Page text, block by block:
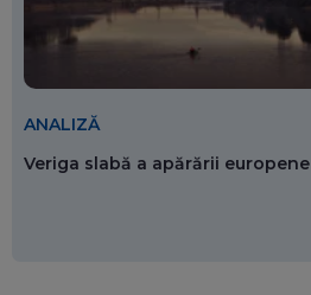
ANALIZĂ
Veriga slabă a apărării europene